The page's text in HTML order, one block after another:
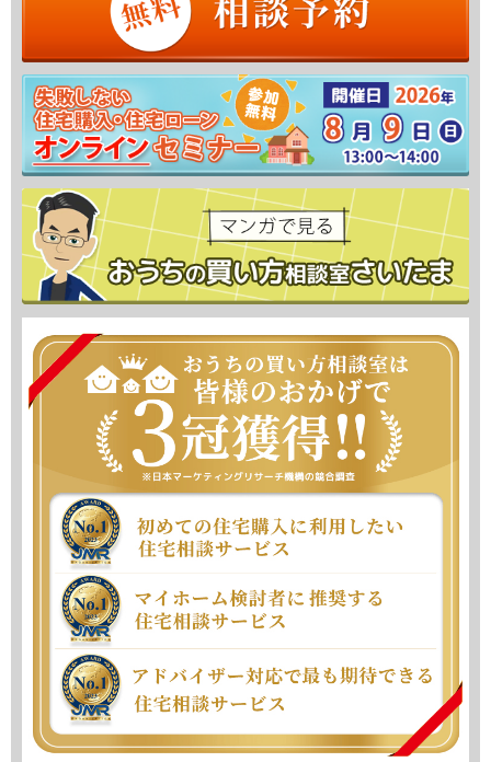
いたり、購入までの流れを最後まで丁寧に手助けしていただき
住宅選びから引き渡しまで、あまり時間がない中、とても協力
的で助かりました。
また、紹介いただいたオプション工事や火災保険も、他と比較
した時に割安でよかったです。
今、その家で楽しい新生活を送っています。とても満足してい
ます。
色々とお世話になりました。
★★★★★ 筒井勇輔 様
大きな買い物になるので色々調べた結果、相談させていただき
ました。結果は大満足です。
売る側でも買う側でもないので、良いところはもちろん、悪い
ところもはっきりと言ってくれます。
また、一部のHMさんとも繋がりがあり、とても良い担当者の
方を紹介してくれます。
まずは無料のセミナーに参加してみると良いです。その後は有
料（他と比べると格安）にはなりますが、自身のライフプラン
の相談も実施してみるべきです。買う買わないはその後でも全
然問題ないです。
★★★★★よごよご 様
一生に何度もある訳でない土地・建物購入。夫婦・家族のライ
フプランに合わせて予算は幾らまでなのか現実を指摘して頂け
ます。その中で品質も良く予算にマッチしたハウスメーカーを
紹介して頂けます。結果的にはそのハウスメーカーと契約を行
い無事に引き渡しも完了しコンパクトながら満足のできる新居
にて過ごしております。並行して所有していたマンションの売
却についても我が家の経済事情もすでにご存じですので仲介を
お願いし予想よりも早く売却も完了。本当にこちらに相談して